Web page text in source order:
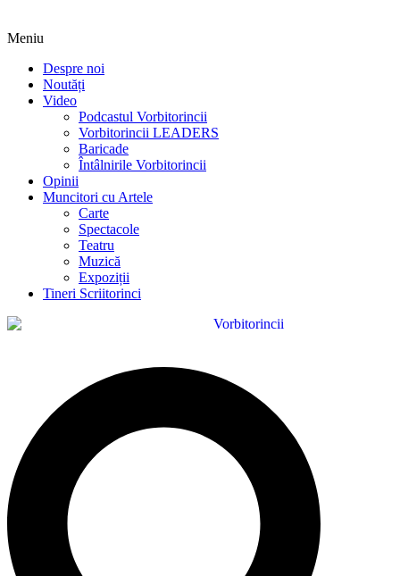
Meniu
Despre noi
Noutăți
Video
Podcastul Vorbitorincii
Vorbitorincii LEADERS
Baricade
Întâlnirile Vorbitorincii
Opinii
Muncitori cu Artele
Carte
Spectacole
Teatru
Muzică
Expoziții
Tineri Scriitorinci